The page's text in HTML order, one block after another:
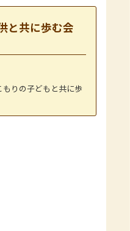
と共に歩む会
りの子どもと共に歩